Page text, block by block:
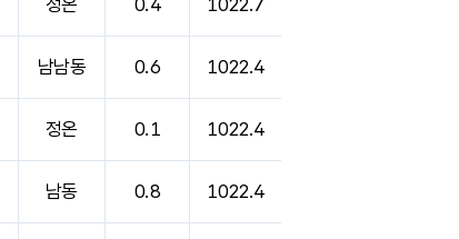
정온 0.4 1022.7
남남동 0.6 1022.4
정온 0.1 1022.4
남동 0.8 1022.4